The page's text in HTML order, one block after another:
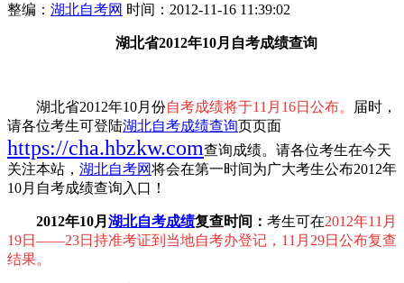
整编： 湖北自考网 时间：2012-11-16 11:39:02
湖北省2012年10月自考成绩查询
湖北省2012年10月份自考成绩将于11月16日公布。
届时，
请各位考生可登陆湖北自考成绩查询页页面
https://cha.hbzkw.com查询成绩。请各位考生在今天
关注本站， 湖北自考网将会在第一时间为广大考生公布2012年
10月自考成绩查询入口！
2012年10月 湖北自考成绩复查时间： 考生可在2012年11月
19日——23日持准考证到当地自考办登记，11月29日公布复查
结果。